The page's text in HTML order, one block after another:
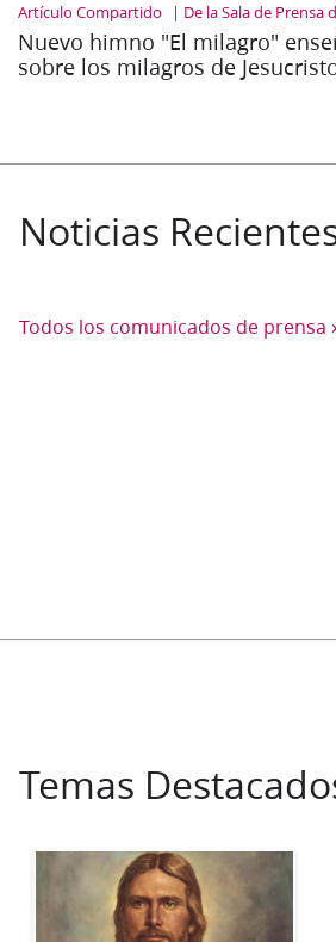
Artículo Compartido De la Sala de Prensa
Nuevo himno "El milagro"
sobre los milagros de
Noticias
Todos los comunicados de prensa ›
Temas